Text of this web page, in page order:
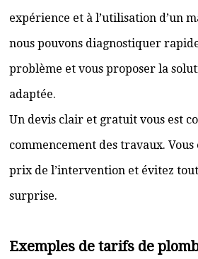
expérience et à l’utilisation d’un
nous pouvons diagnostiquer
problème et vous proposer la
adaptée.
Un devis clair et gratuit vous est
commencement des travaux. Vous
prix de l’intervention et évitez
surprise.
Exemples de tarifs de